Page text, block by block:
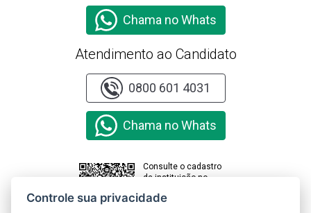
Chama no Whats
Atendimento ao Candidato
0800 601 4031
Chama no Whats
Consulte o cadastro
da instituição no
Controle sua privacidade